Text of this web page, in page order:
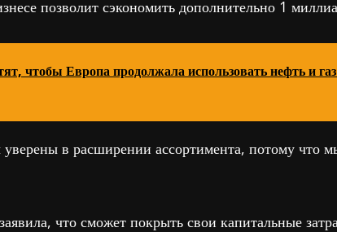
позволит сэкономить дополнительно 1
чтобы Европа продолжала использовать нефть и
в расширении ассортимента, потому что
что сможет покрыть свои капитальные